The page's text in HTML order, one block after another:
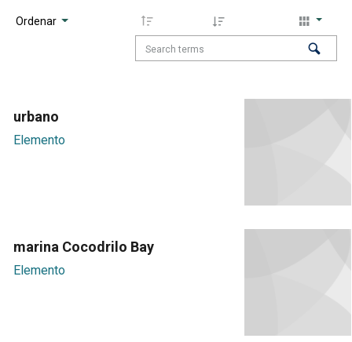
Ordenar
urbano
Elemento
marina Cocodrilo Bay
Elemento